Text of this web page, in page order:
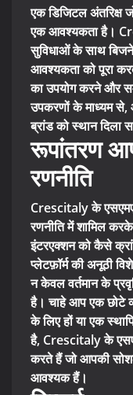
एक डिजिटल अंतरिक्ष
एक आवश्यकता है।
सुविधाओं के साथ
आवश्यकता को पूरा
का उपयोग करने और
उपकरणों के माध्यम
ब्रांड को स्थान दिला
रूपांतरण
रणनीति
Crescitaly के
रणनीति में शामिल
इंटरएक्शन को कैसे
प्लेटफ़ॉर्म की अनूठी
न केवल वर्तमान के
है। चाहे आप एक छोटे
के लिए हों या एक
है, Crescitaly के
करते हैं जो आपकी
आवश्यक हैं।